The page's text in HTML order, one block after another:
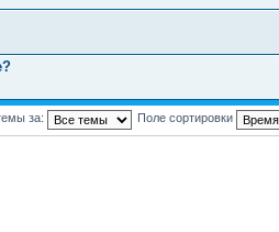
за: Поле сортировки